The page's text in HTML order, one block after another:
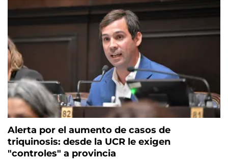
Alerta por el aumento de casos de
triquinosis: desde la UCR le exigen
"controles" a provincia